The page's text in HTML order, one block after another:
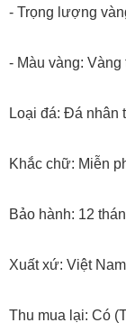
- Trọng lượng
- Màu vàng: Vàng
Loại đá: Đá nhân
Khắc chữ: Miễn
Bảo hành: 12
Xuất xứ: Việt Nam
Thu mua lại: Có